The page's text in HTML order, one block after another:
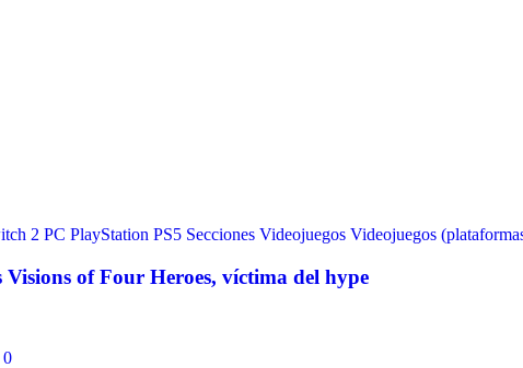
2 PC PlayStation PS5 Secciones Videojuegos Videojuegos
of Four Heroes, víctima del hype
0